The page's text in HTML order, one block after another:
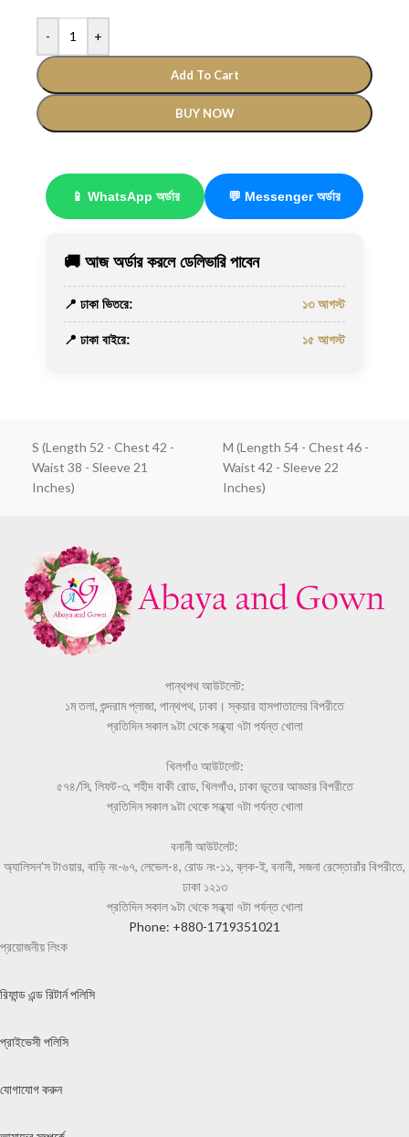
- +
Add To Cart
BUY NOW
📱 WhatsApp অর্ডার 💬 Messenger অর্ডার
🚚 আজ অর্ডার করলে ডেলিভারি পাবেন
📍 ঢাকা ভিতরে: ১৩ আগস্ট
📍 ঢাকা বাইরে: ১৫ আগস্ট
S (Length 52 - Chest 42 -
Waist 38 - Sleeve 21
Inches)
M (Length 54 - Chest 46 -
Waist 42 - Sleeve 22
Inches)
পান্থপথ আউটলেট:
১ম তলা, শুন্দরাম প্লাজা, পান্থপথ, ঢাকা। স্কয়ার হাসপাতালের বিপরীতে
প্রতিদিন সকাল ৯টা থেকে সন্ধ্যা ৭টা পর্যন্ত খোলা
খিলগাঁও আউটলেট:
৫৭৪/সি, লিফট-৩, শহীদ বাকী রোড, খিলগাঁও, ঢাকা ভূতের আড্ডার বিপরীতে
প্রতিদিন সকাল ৯টা থেকে সন্ধ্যা ৭টা পর্যন্ত খোলা
বনানী আউটলেট:
অ্যালিসন'স টাওয়ার, বাড়ি নং-৬৭, লেভেল-৪, রোড নং-১১, ব্লক-ই, বনানী, সজনা রেস্তোরাঁর বিপরীতে,
ঢাকা ১২১৩
প্রতিদিন সকাল ৯টা থেকে সন্ধ্যা ৭টা পর্যন্ত খোলা
Phone: +880-1719351021
প্রয়োজনীয় লিংক
রিফান্ড এন্ড রিটার্ন পলিসি
প্রাইভেসী পলিসি
যোগাযোগ করুন